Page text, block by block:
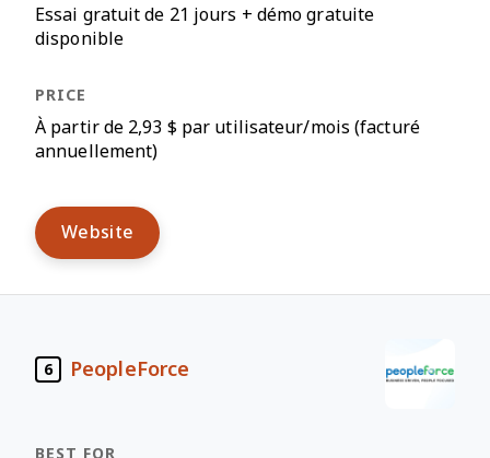
Essai gratuit de 21 jours + démo gratuite
disponible
À partir de 2,93 $ par utilisateur/mois (facturé
annuellement)
Website
6 PeopleForce